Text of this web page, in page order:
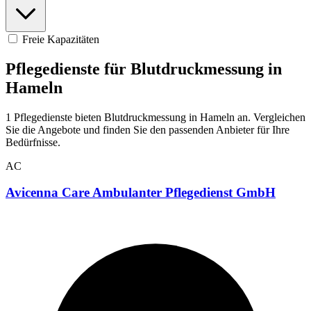
Freie Kapazitäten
Pflegedienste für Blutdruckmessung in
Hameln
1 Pflegedienste bieten Blutdruckmessung in Hameln an. Vergleichen
Sie die Angebote und finden Sie den passenden Anbieter für Ihre
Bedürfnisse.
AC
Avicenna Care Ambulanter Pflegedienst GmbH